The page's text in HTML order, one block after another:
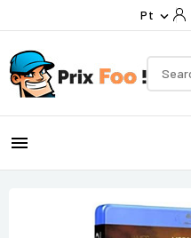
Pt 
